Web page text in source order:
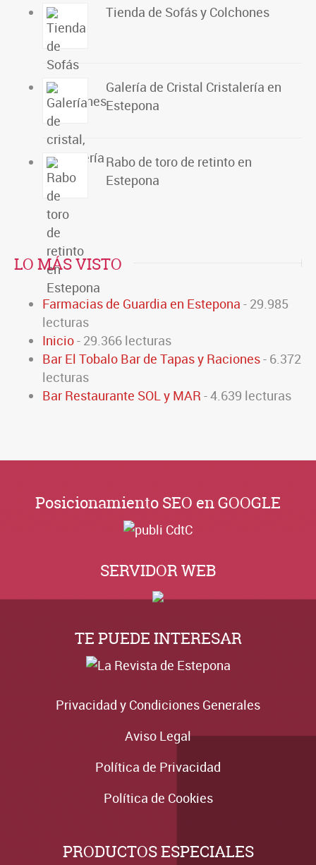
Tienda de Sofás y Colchones
Galería de Cristal Cristalería en
Estepona
Rabo de toro de retinto en
Estepona
LO MÁS VISTO
Farmacias de Guardia en Estepona - 29.985
lecturas
Inicio- 29.366 lecturas
Bar El Tobalo Bar de Tapas y Raciones- 6.372
lecturas
Bar Restaurante SOL y MAR - 4.639 lecturas
Posicionamiento SEO en GOOGLE
SERVIDOR WEB
TE PUEDE INTERESAR
Privacidad y Condiciones Generales
Aviso Legal
Política de Privacidad
Política de Cookies
PRODUCTOS ESPECIALES